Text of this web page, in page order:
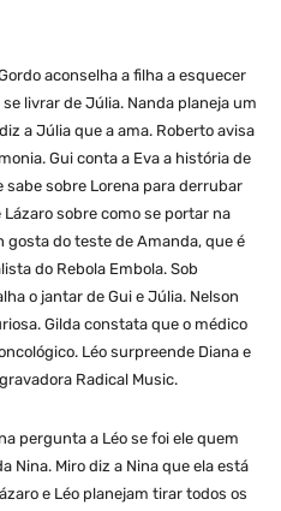
aconselha a filha a esquecer
livrar de Júlia. Nanda planeja um
a Júlia que a ama. Roberto avisa
Gui conta a Eva a história de
sabe sobre Lorena para derrubar
sobre como se portar na
gosta do teste de Amanda, que é
do Rebola Embola. Sob
o jantar de Gui e Júlia. Nelson
Gilda constata que o médico
Léo surpreende Diana e
Radical Music.
pergunta a Léo se foi ele quem
Nina. Miro diz a Nina que ela está
e Léo planejam tirar todos os